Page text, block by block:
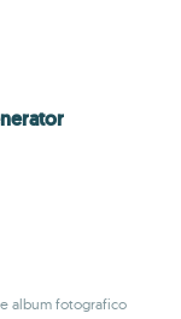
album fotografico